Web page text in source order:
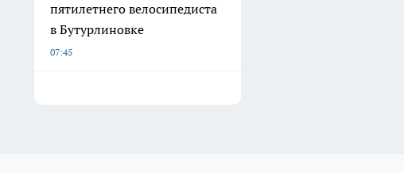
пятилетнего велосипедиста
в Бутурлиновке
07:45